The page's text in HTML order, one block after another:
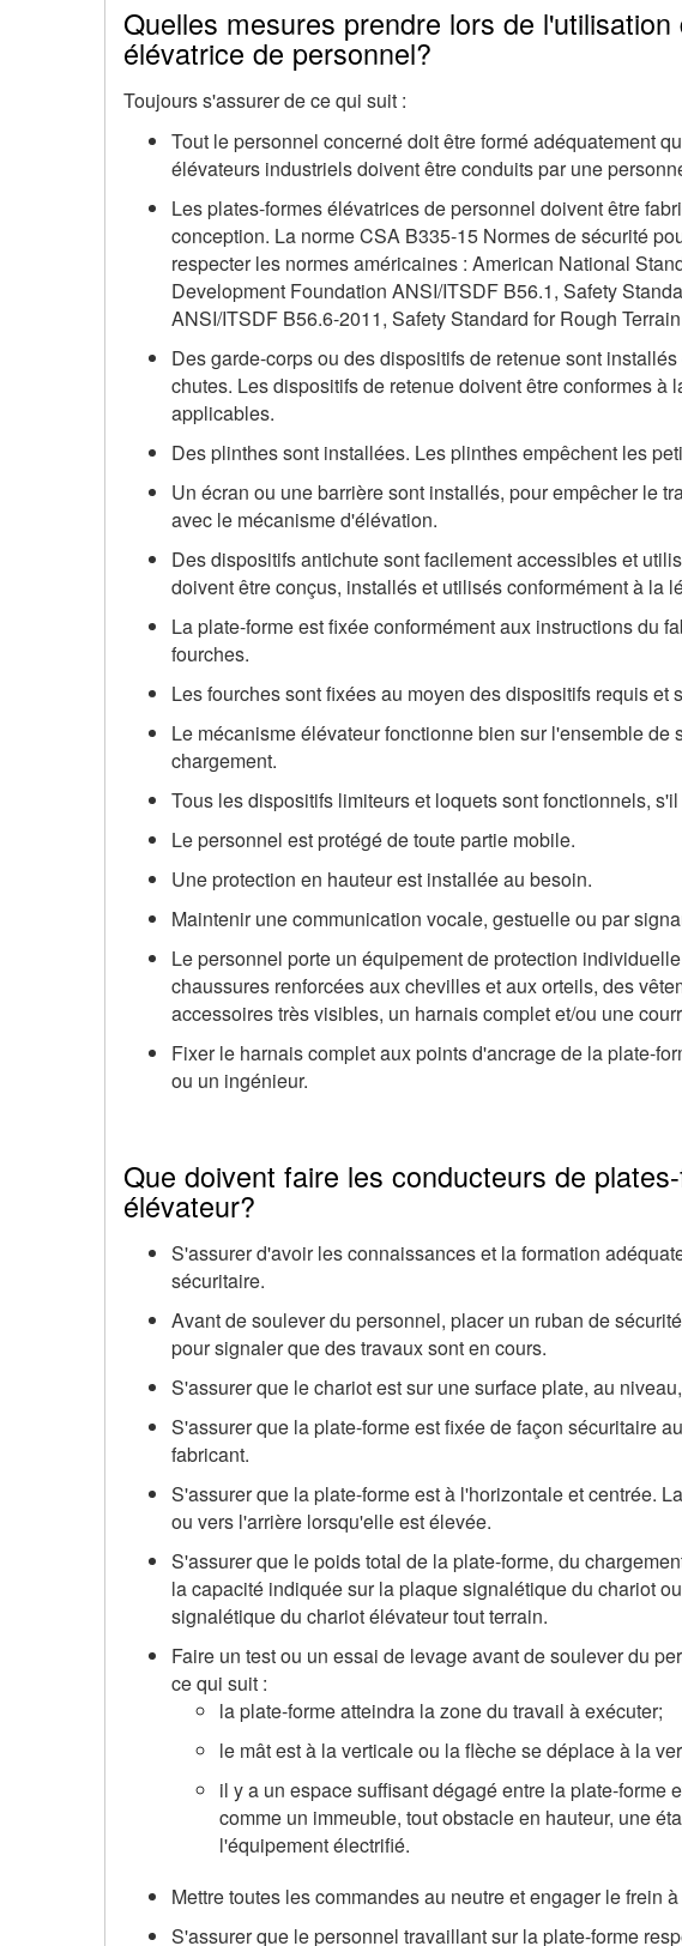
Quelles mesures prendre lors de
élévatrice de personnel?
Toujours s'assurer de ce qui suit :
Tout le personnel concerné doit être formé adéquatement
élévateurs industriels doivent être conduits par une
Les plates-formes élévatrices de personnel doivent être
conception. La norme CSA B335-15 Normes de sécurité
respecter les normes américaines : American National
Development Foundation ANSI/ITSDF B56.1, Safety
ANSI/ITSDF B56.6-2011, Safety Standard for Rough
Des garde-corps ou des dispositifs de retenue sont
chutes. Les dispositifs de retenue doivent être conformes à
applicables.
Des plinthes sont installées. Les plinthes empêchent les
Un écran ou une barrière sont installés, pour empêcher le
avec le mécanisme d'élévation.
Des dispositifs antichute sont facilement accessibles et
doivent être conçus, installés et utilisés conformément à la
La plate-forme est fixée conformément aux instructions du
fourches.
Les fourches sont fixées au moyen des dispositifs requis et
Le mécanisme élévateur fonctionne bien sur l'ensemble
chargement.
Tous les dispositifs limiteurs et loquets sont fonctionnels,
Le personnel est protégé de toute partie mobile.
Une protection en hauteur est installée au besoin.
Maintenir une communication vocale, gestuelle ou par
Le personnel porte un équipement de protection
chaussures renforcées aux chevilles et aux orteils, des
accessoires très visibles, un harnais complet et/ou une
Fixer le harnais complet aux points d'ancrage de la plate-
ou un ingénieur.
Que doivent faire les conducteurs de
élévateur?
S'assurer d'avoir les connaissances et la formation
sécuritaire.
Avant de soulever du personnel, placer un ruban de
pour signaler que des travaux sont en cours.
S'assurer que le chariot est sur une surface plate, au
S'assurer que la plate-forme est fixée de façon sécuritaire
fabricant.
S'assurer que la plate-forme est à l'horizontale et centrée.
ou vers l'arrière lorsqu'elle est élevée.
S'assurer que le poids total de la plate-forme, du
la capacité indiquée sur la plaque signalétique du chariot
signalétique du chariot élévateur tout terrain.
Faire un test ou un essai de levage avant de soulever du
ce qui suit :
la plate-forme atteindra la zone du travail à exécuter;
le mât est à la verticale ou la flèche se déplace à la
il y a un espace suffisant dégagé entre la plate-forme
comme un immeuble, tout obstacle en hauteur, une
l'équipement électrifié.
Mettre toutes les commandes au neutre et engager le frein
S'assurer que le personnel travaillant sur la plate-forme